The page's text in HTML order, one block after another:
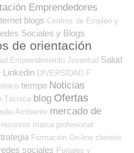
Emprendedores
blogs Centros de Empleo y
Sociales y Blogs
de orientación
Emprendimiento Juventud Salud
Linkedin DIVERSIDAD F
tiempo Noticias
Técnica blog Ofertas
Ambiente mercado de
recursos marca profesional
Formación On-line clientes
sociales Portales y